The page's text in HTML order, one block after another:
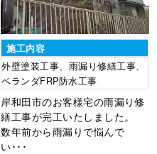
施工内容
外壁塗装工事、雨漏り修繕工事、
ベランダFRP防水工事
岸和田市のお客様宅の雨漏り修
繕工事が完工いたしました。
数年前から雨漏りで悩んで
い･･･